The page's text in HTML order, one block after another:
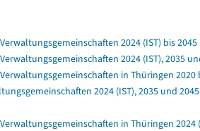
2024 (IST) bis
2024 (IST), 2035
in Thüringen 2020
2024 (IST), 2035 und
in Thüringen